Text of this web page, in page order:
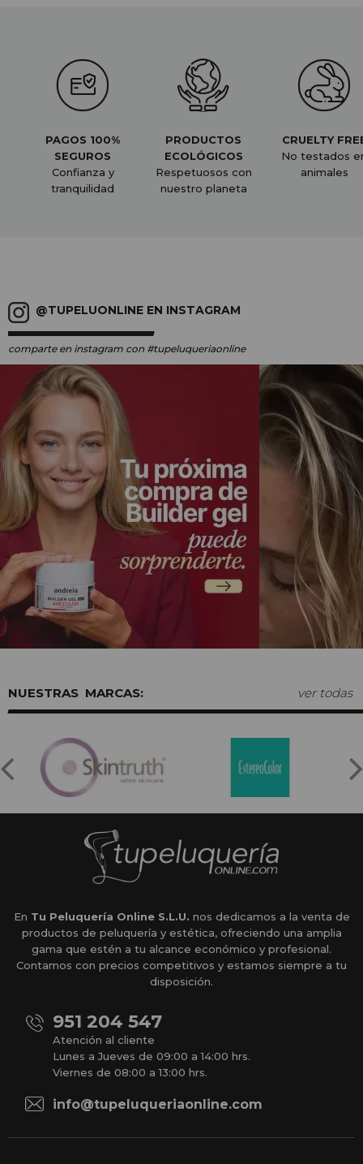
PAGOS 100%
SEGUROS
Confianza y
tranquilidad
PRODUCTOS
ECOLÓGICOS
Respetuosos con
nuestro planeta
CRUELTY
No testados
animales
@TUPELUONLINE EN INSTAGRAM
comparte en instagram con #tupeluqueriaonline
MARCAS: ver todas
En Tu Peluquería Online S.L.U. nos dedicamos a la venta de
productos de peluquería y estética, ofreciendo una amplia
gama que estén a tu alcance económico y profesional.
Contamos con precios competitivos y estamos siempre a tu
disposición.
951 204 547
Atención al cliente
Lunes a Jueves de 09:00 a 14:00 hrs.
Viernes de 08:00 a 13:00 hrs.
info@tupeluqueriaonline.com